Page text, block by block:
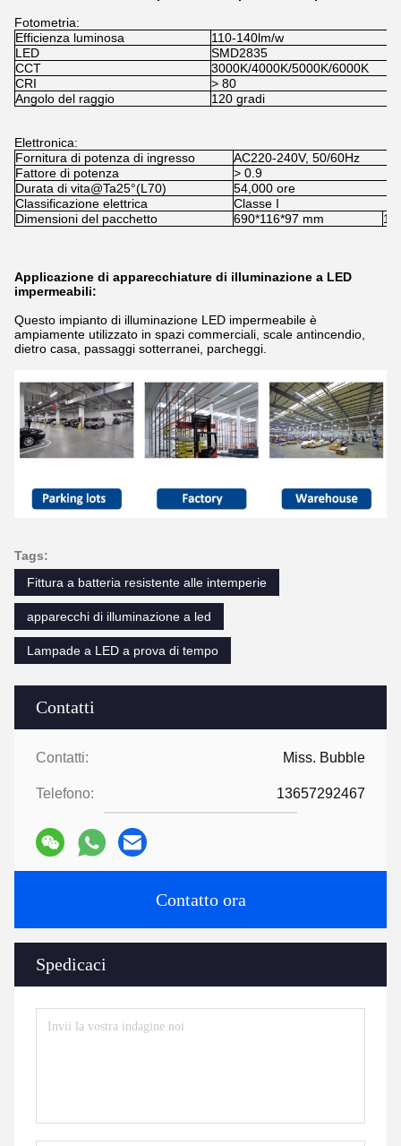
Contatti
Contatti: Miss. Bubble
Telefono: 13657292467
Contatto ora
Spedicaci
Fotometria:
Efficienza luminosa
110-140lm/w
LED
SMD2835
CCT
3000K/4000K/5000K/6000K
CRI
> 80
Angolo del raggio
120 gradi
Elettronica:
Fornitura di potenza di ingresso
AC220-240V, 50/60Hz
Fattore di potenza
> 0.9
Durata di vita@Ta25°(L70)
54,000 ore
Classificazione elettrica
Classe I
Dimensioni del pacchetto
690*116*97 mm
Applicazione di apparecchiature di illuminazione a LED
impermeabili:
Questo impianto di illuminazione LED impermeabile è
ampiamente utilizzato in spazi commerciali, scale antincendio,
dietro casa, passaggi sotterranei, parcheggi.
Tags:
Fittura a batteria resistente alle intemperie
apparecchi di illuminazione a led
Lampade a LED a prova di tempo